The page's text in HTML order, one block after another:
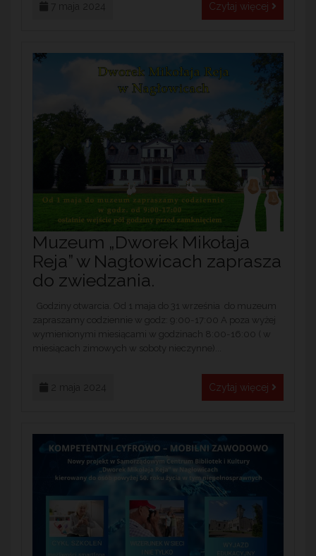
Czytaj więcej
Muzeum „Dworek Mikołaja
Reja” w Nagłowicach zaprasza
do zwiedzania.
Godziny otwarcia. Od 1 maja do 31 września do muzeum
zapraszamy codziennie w godz: 9:00-17:00 A poza wyżej
wymienionymi miesiącami w godzinach 8:00-16:00 ( w
miesiącach zimowych w soboty nieczynne)...
Czytaj więcej